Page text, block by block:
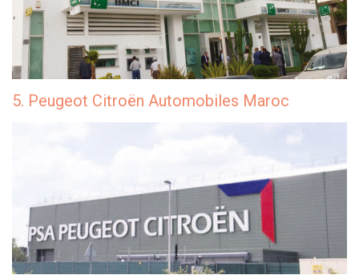
5. Peugeot Citroën Automobiles Maroc